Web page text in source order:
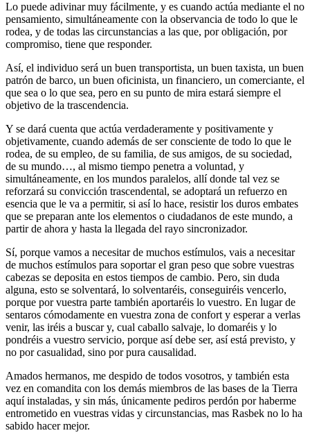
Lo puede adivinar muy fácilmente, y es cuando actúa mediante el no
pensamiento, simultáneamente con la observancia de todo lo que le
rodea, y de todas las circunstancias a las que, por obligación, por
compromiso, tiene que responder.
Así, el individuo será un buen transportista, un buen taxista, un buen
patrón de barco, un buen oficinista, un financiero, un comerciante, el
que sea o lo que sea, pero en su punto de mira estará siempre el
objetivo de la trascendencia.
Y se dará cuenta que actúa verdaderamente y positivamente y
objetivamente, cuando además de ser consciente de todo lo que le
rodea, de su empleo, de su familia, de sus amigos, de su sociedad,
de su mundo…, al mismo tiempo penetra a voluntad, y
simultáneamente, en los mundos paralelos, allí donde tal vez se
reforzará su convicción trascendental, se adoptará un refuerzo en
esencia que le va a permitir, si así lo hace, resistir los duros embates
que se preparan ante los elementos o ciudadanos de este mundo, a
partir de ahora y hasta la llegada del rayo sincronizador.
Sí, porque vamos a necesitar de muchos estímulos, vais a necesitar
de muchos estímulos para soportar el gran peso que sobre vuestras
cabezas se deposita en estos tiempos de cambio. Pero, sin duda
alguna, esto se solventará, lo solventaréis, conseguiréis vencerlo,
porque por vuestra parte también aportaréis lo vuestro. En lugar de
sentaros cómodamente en vuestra zona de confort y esperar a verlas
venir, las iréis a buscar y, cual caballo salvaje, lo domaréis y lo
pondréis a vuestro servicio, porque así debe ser, así está previsto, y
no por casualidad, sino por pura causalidad.
Amados hermanos, me despido de todos vosotros, y también esta
vez en comandita con los demás miembros de las bases de la Tierra
aquí instaladas, y sin más, únicamente pediros perdón por haberme
entrometido en vuestras vidas y circunstancias, mas Rasbek no lo ha
sabido hacer mejor.